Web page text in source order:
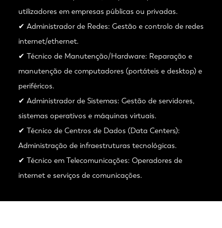
utilizadores em empresas públicas ou privadas.
✔ Administrador de Redes: Gestão e controlo de redes
internet/ethernet.
✔ Técnico de Manutenção/Hardware: Reparação e
manutenção de computadores (portáteis e desktop) e
periféricos.
✔ Administrador de Sistemas: Gestão de servidores,
sistemas operativos e máquinas virtuais.
✔ Técnico de Centros de Dados (Data Centers):
Administração de infraestruturas tecnológicas.
✔ Técnico em Telecomunicações: Operadores de
internet e serviços de comunicações.